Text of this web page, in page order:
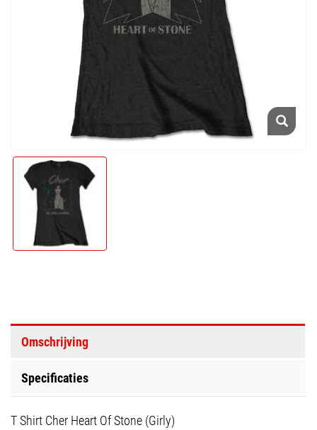
Omschrijving
Specificaties
T Shirt Cher Heart Of Stone (Girly)